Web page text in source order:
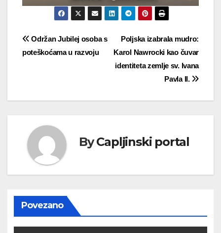
Navigacija
objava
Poljska izabrala mudro:
Karol Nawrocki kao čuvar
identiteta zemlje sv. Ivana
Pavla II.
Održan Jubilej osoba s
poteškoćama u razvoju
ByCapljinski portal
Povezano